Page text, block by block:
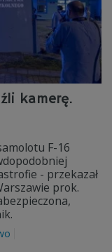
kamerę.
F-16
- przekazał
prok.